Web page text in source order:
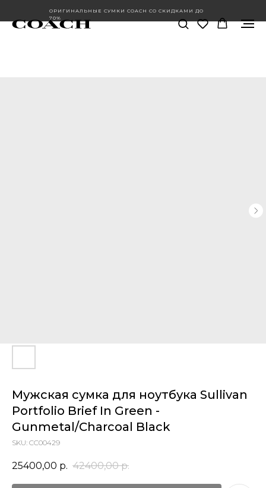
ОРИГИНАЛЬНЫЕ СУМКИ COACH СО СКИДКАМИ ДО
70%
Мужская сумка для ноутбука Sullivan
Portfolio Brief In Green -
Gunmetal/Charcoal Black
SKU: CC00429
25400,00 р. 42400,00 р.